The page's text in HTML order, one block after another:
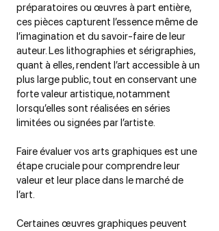
préparatoires ou œuvres à part entière,
ces pièces capturent l’essence même de
l’imagination et du savoir-faire de leur
auteur. Les lithographies et sérigraphies,
quant à elles, rendent l’art accessible à un
plus large public, tout en conservant une
forte valeur artistique, notamment
lorsqu’elles sont réalisées en séries
limitées ou signées par l’artiste.
Faire évaluer vos arts graphiques est une
étape cruciale pour comprendre leur
valeur et leur place dans le marché de
l’art.
Certaines œuvres graphiques peuvent